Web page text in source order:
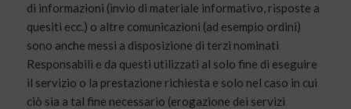
di informazioni (invio di materiale informativo, risposte a
quesiti ecc.) o altre comunicazioni (ad esempio ordini)
sono anche messi a disposizione di terzi nominati
Responsabili e da questi utilizzati al solo fine di eseguire
il servizio o la prestazione richiesta e solo nel caso in cui
ciò sia a tal fine necessario (erogazione dei servizi